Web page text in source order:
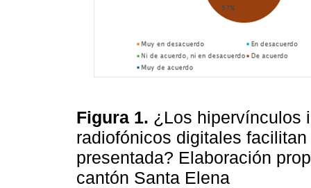
Figura 1. ¿Los hipervínculos
radiofónicos digitales
presentada? Elaboración
cantón Santa Elena